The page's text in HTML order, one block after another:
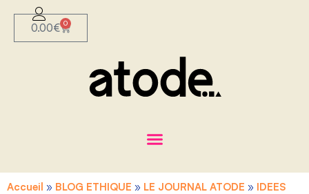
0.00€ 0
Accueil » BLOG ETHIQUE » LE JOURNAL ATODE » IDEES